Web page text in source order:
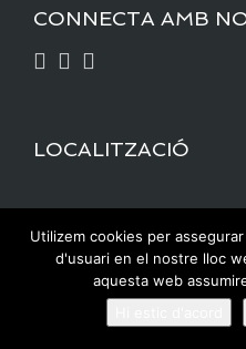
CONNECTA AMB
LOCALITZACIÓ
Utilizem cookies per
d'usuari en el nostre lloc
aquesta web